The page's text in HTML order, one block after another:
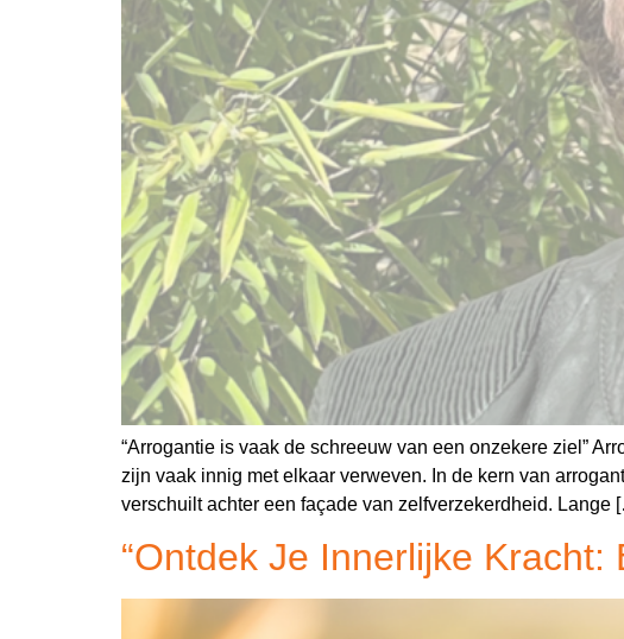
“Arrogantie is vaak de schreeuw van een onzekere ziel”
zijn vaak innig met elkaar verweven. In de kern van
verschuilt achter een façade van zelfverzekerdheid. Lange
“Ontdek Je Innerlijke Kracht: